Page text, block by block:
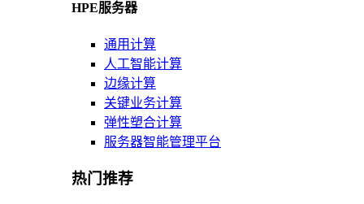
HPE服务器
通用计算
人工智能计算
边缘计算
关键业务计算
弹性塑合计算
服务器智能管理平台
热门推荐